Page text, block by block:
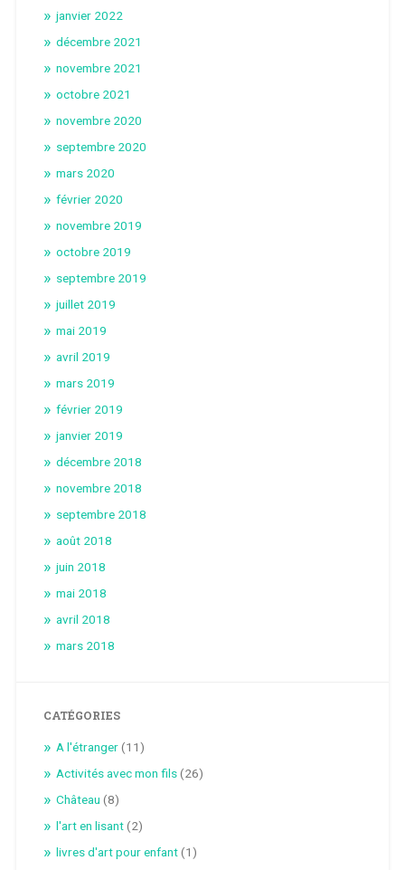
janvier 2022
décembre 2021
novembre 2021
octobre 2021
novembre 2020
septembre 2020
mars 2020
février 2020
novembre 2019
octobre 2019
septembre 2019
juillet 2019
mai 2019
avril 2019
mars 2019
février 2019
janvier 2019
décembre 2018
novembre 2018
septembre 2018
août 2018
juin 2018
mai 2018
avril 2018
mars 2018
CATÉGORIES
A l'étranger(11)
Activités avec mon fils(26)
Château (8)
l'art en lisant(2)
livres d'art pour enfant(1)